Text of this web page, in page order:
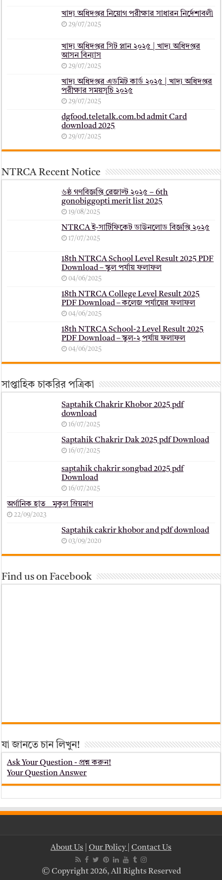
খাদ্য অধিদপ্তর নিয়োগ পরীক্ষার সাধারন নির্দেশাবলী
29/07/2025
খাদ্য অধিদপ্তর সিট প্লান ২০২৫ | খাদ্য অধিদপ্তর
আসন বিন্যাস
29/07/2025
খাদ্য অধিদপ্তর এডমিট কার্ড ২০২৫ | খাদ্য অধিদপ্তর
পরীক্ষার সময়সূচি ২০২৫
29/07/2025
dgfood.teletalk.com.bd admit Card
download 2025
29/07/2025
NTRCA Recent Notice
৬ষ্ঠ গণবিজ্ঞপ্তি রেজাল্ট ২০২৫ – 6th
gonobiggopti merit list 2025
19/08/2025
NTRCA ই-সার্টিফিকেট ডাউনলোড বিজ্ঞপ্তি ২০২৫
17/07/2025
18th NTRCA School Level Result 2025 PDF
Download – স্কুল পর্যায় ফলাফল
04/06/2025
18th NTRCA College Level Result 2025
PDF Download – কলেজ পর্যায়ের ফলাফল
04/06/2025
18th NTRCA School-2 Level Result 2025
PDF Download – স্কুল-২ পর্যায় ফলাফল
04/06/2025
সাপ্তাহিক চাকরির পত্রিকা
Saptahik Chakrir Khobor 2025 pdf
download
16/07/2025
Saptahik Chakrir Dak 2025 pdf Download
16/07/2025
saptahik chakrir songbad 2025 pdf
Download
16/07/2025
অর্গানিক হাত _ মুকুল ম্রিয়মাণ
22/09/2023
Saptahik cakrir khobor and pdf download
03/09/2020
Find us on Facebook
যা জানতে চান লিখুন!
Ask Your Question - প্রশ্ন করুন!
Your Question Answer
About Us Our Policy Contact Us
© Copyright 2026, All Rights Reserved